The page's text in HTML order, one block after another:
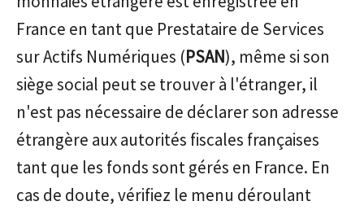
France en tant que Prestataire de Services
sur Actifs Numériques (PSAN), même si son
siège social peut se trouver à l'étranger, il
n'est pas nécessaire de déclarer son adresse
étrangère aux autorités fiscales françaises
tant que les fonds sont gérés en France. En
cas de doute, vérifiez le menu déroulant